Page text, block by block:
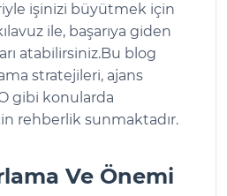
işinizi büyütmek için
ile, başarıya giden
atabilirsiniz.Bu blog
stratejileri, ajans
gibi konularda
rehberlik sunmaktadır.
Ve Önemi